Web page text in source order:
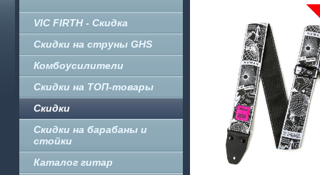
VIC FIRTH - Скидка
Скидки на струны GHS
Комбоусилители
Скидки на ТОП-товары
Скидки
Скидки на барабаны и
стойки
Каталог гитар